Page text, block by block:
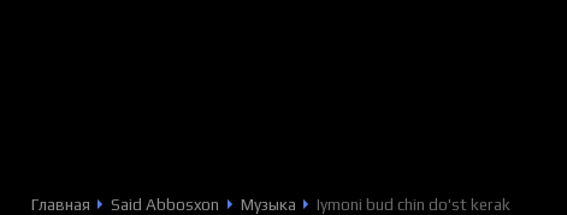
Главная Said Abbosxon Музыка Iymoni bud chin do'st kerak